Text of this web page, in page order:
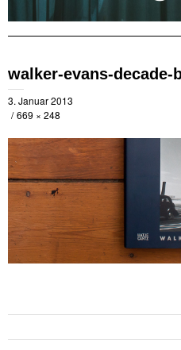
walker-evans-decade-
3. Januar 2013
669 × 248